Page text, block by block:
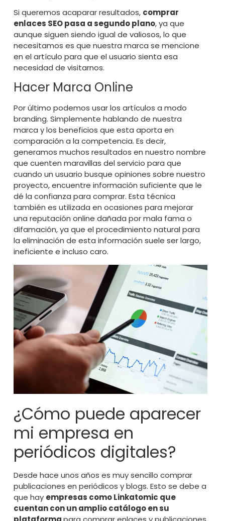
Si queremos acaparar resultados, comprar
enlaces SEO pasa a segundo plano, ya que
aunque siguen siendo igual de valiosos, lo que
necesitamos es que nuestra marca se mencione
en el artículo para que el usuario sienta esa
necesidad de visitarnos.
Hacer Marca Online
Por último podemos usar los artículos a modo
branding. Simplemente hablando de nuestra
marca y los beneficios que esta aporta en
comparación a la competencia. Es decir,
generamos muchos resultados en nuestro nombre
que cuenten maravillas del servicio para que
cuando un usuario busque opiniones sobre nuestro
proyecto, encuentre información suficiente que le
dé la confianza para comprar. Esta técnica
también es utilizada en ocasiones para mejorar
una reputación online dañada por mala fama o
difamación, ya que el procedimiento natural para
la eliminación de esta información suele ser largo,
ineficiente e incluso caro.
¿Cómo puede aparecer
mi empresa en
periódicos digitales?
Desde hace unos años es muy sencillo comprar
publicaciones en periódicos y blogs. Esto se debe a
que hay empresas como Linkatomic que
cuentan con un amplio catálogo en su